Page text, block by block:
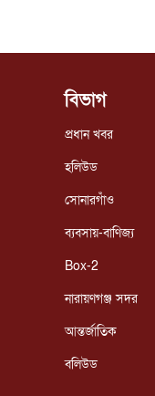
বিভাগ
প্রধান খবর
হলিউড
সোনারগাঁও
ব্যবসায়-বাণিজ্য
Box-2
নারায়ণগঞ্জ সদর
আন্তর্জাতিক
বলিউড